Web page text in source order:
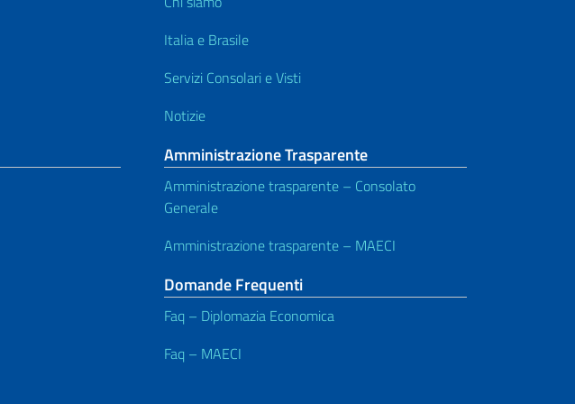
Italia e Brasile
Servizi Consolari e Visti
Notizie
Amministrazione Trasparente
Amministrazione trasparente – Consolato
Generale
Amministrazione trasparente – MAECI
Domande Frequenti
Faq – Diplomazia Economica
Faq – MAECI